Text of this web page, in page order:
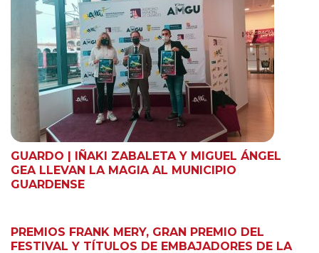
GUARDO | IÑAKI ZABALETA Y MIGUEL ÁNGEL
GEA LLEVAN LA MAGIA AL MUNICIPIO
GUARDENSE
PREMIOS FRANK MERY, GRAN PREMIO DEL
FESTIVAL Y TÍTULOS DE EMBAJADORES DE LA